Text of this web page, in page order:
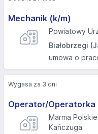
Mechanik (k/m)
Powiatowy
Białobrzegi
umowa o
Operator/Operatorka
Marma
Kańczuga
Wygasa za 3 dni